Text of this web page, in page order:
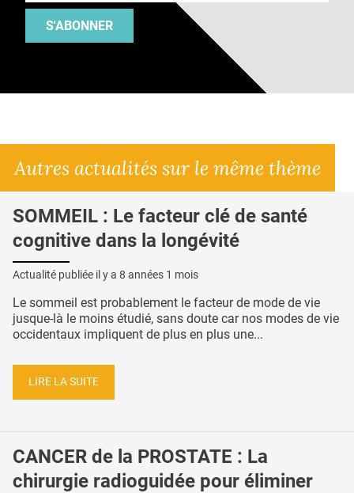
S'ABONNER
Autres actualités sur le même thème
SOMMEIL : Le facteur clé de santé
cognitive dans la longévité
Actualité publiée il y a 8 années 1 mois
Le sommeil est probablement le facteur de mode de vie
jusque-là le moins étudié, sans doute car nos modes de vie
occidentaux impliquent de plus en plus une...
LIRE LA SUITE
CANCER de la PROSTATE : La
chirurgie radioguidée pour éliminer